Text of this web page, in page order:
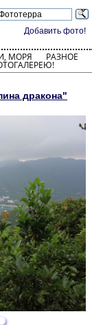
Добавить фото!
МОРЯ РАЗНОЕ
дракона"